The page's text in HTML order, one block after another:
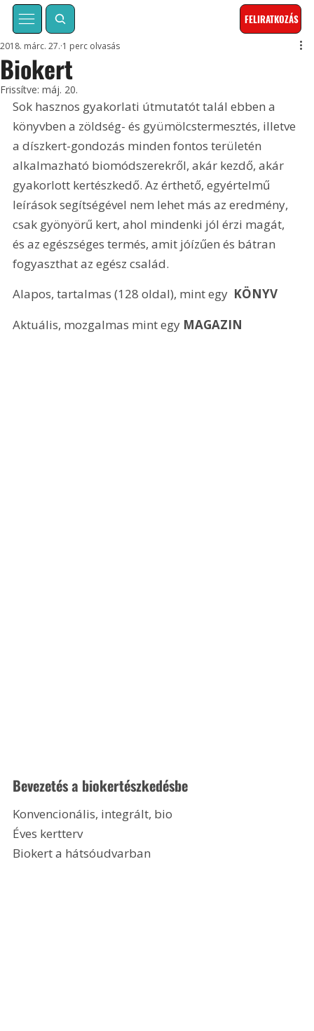
FELIRATKOZÁS
Biokert
2018. márc. 27. 1 perc olvasás
Frissítve:máj. 20.
Sok hasznos gyakorlati útmutatót talál ebben a
könyvben a zöldség- és gyümölcstermesztés, illetve
a díszkert-gondozás minden fontos területén
alkalmazható biomódszerekről, akár kezdő, akár
gyakorlott kertészkedő. Az érthető, egyértelmű
leírások segítségével nem lehet más az eredmény,
csak gyönyörű kert, ahol mindenki jól érzi magát,
és az egészséges termés, amit jóízűen és bátran
fogyaszthat az egész család.
Alapos, tartalmas (128 oldal), mint egy KÖNYV
Aktuális, mozgalmas mint egy MAGAZIN
Bevezetés a biokertészkedésbe
Konvencionális, integrált, bio
Éves kertterv
Biokert a hátsóudvarban